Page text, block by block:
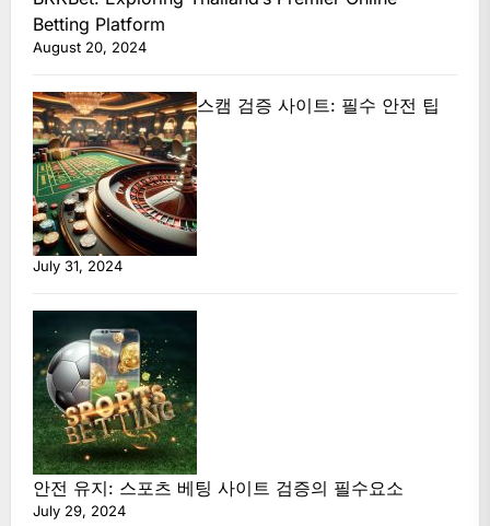
Betting Platform
August 20, 2024
스캠 검증 사이트: 필수 안전 팁
July 31, 2024
안전 유지: 스포츠 베팅 사이트 검증의 필수요소
July 29, 2024